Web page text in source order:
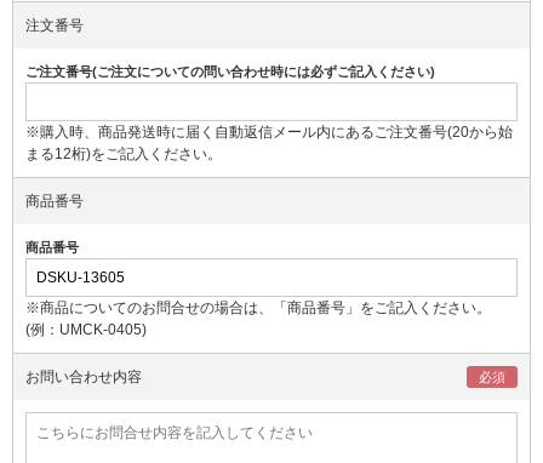
注文番号
ご注文番号(ご注文についての問い合わせ時には必ずご記入ください)
※購入時、商品発送時に届く自動返信メール内にあるご注文番号(20から始
まる12桁)をご記入ください。
商品番号
商品番号
※商品についてのお問合せの場合は、「商品番号」をご記入ください。
(例：UMCK-0405)
お問い合わせ内容